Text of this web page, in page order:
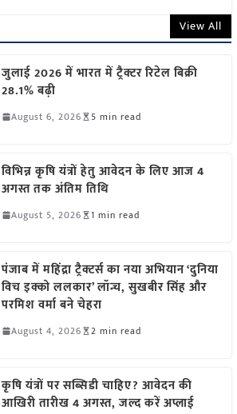
View All
जुलाई 2026 में भारत में ट्रैक्टर रिटेल बिक्री
28.1% बढ़ी
August 6, 2026 5 min read
विभिन्न कृषि यंत्रों हेतु आवेदन के लिए आज 4
अगस्त तक अंतिम तिथि
August 5, 2026 1 min read
पंजाब में महिंद्रा ट्रैक्टर्स का नया अभियान ‘दुनिया
विच इक्को ललकार’ लॉन्च, सुखबीर सिंह और
परमिश वर्मा बने चेहरा
August 4, 2026 2 min read
कृषि यंत्रों पर सब्सिडी चाहिए? आवेदन की
आखिरी तारीख 4 अगस्त, जल्द करें अप्लाई